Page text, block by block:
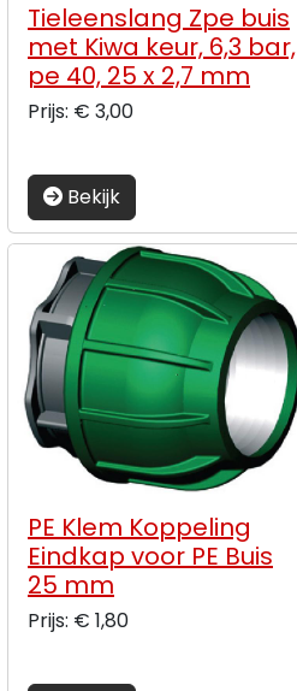
Tieleenslang Zpe buis
met Kiwa keur, 6,3 bar,
pe 40, 25 x 2,7 mm
Prijs: € 3,00
Bekijk
PE Klem Koppeling
Eindkap voor PE Buis
25 mm
Prijs: € 1,80